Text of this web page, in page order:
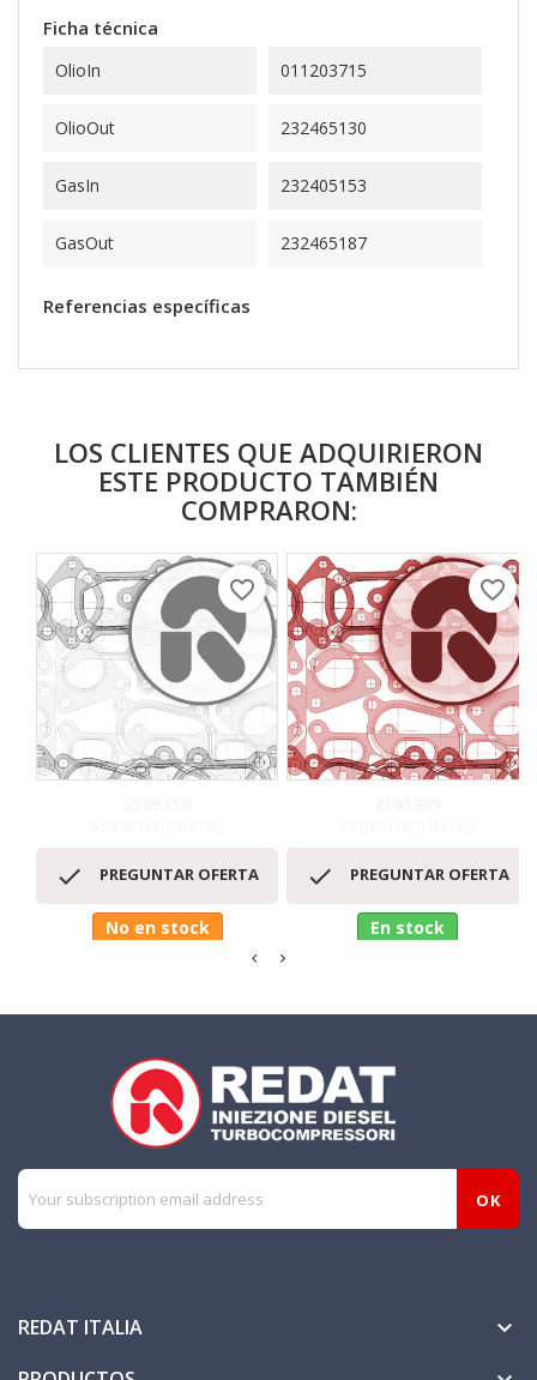
Ficha técnica
OlioIn 011203715
OlioOut 232465130
GasIn 232405153
GasOut 232465187
Referencias específicas
LOS CLIENTES QUE ADQUIRIERON
ESTE PRODUCTO TAMBIÉN
COMPRARON:
 PREGUNTAR OFERTA
No en stock
favorite_border
 PREGUNTAR OFERTA
En stock
favorite_border
REDAT ITALIA 